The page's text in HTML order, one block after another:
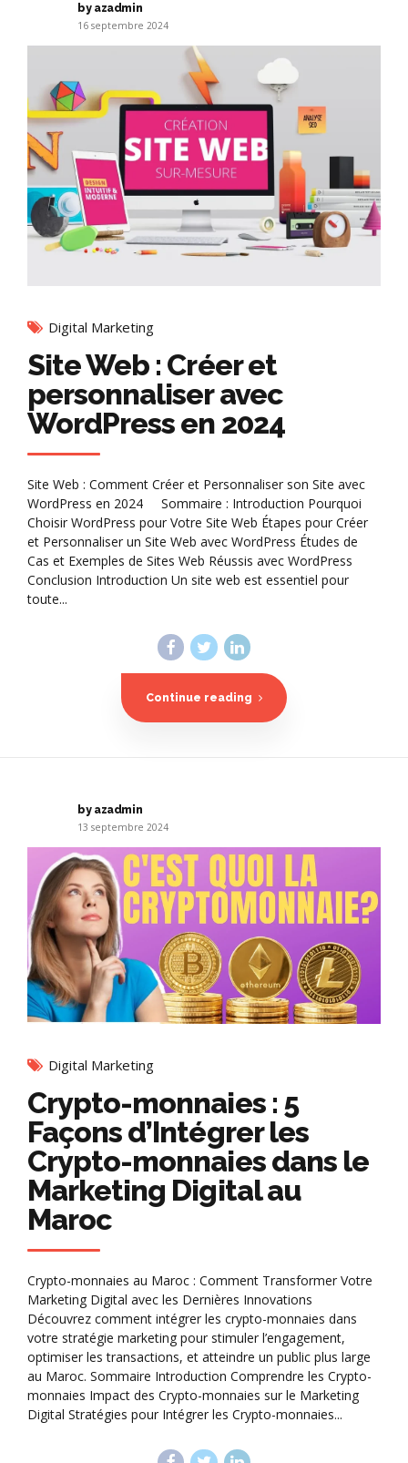
by azadmin
16 septembre 2024
Digital Marketing
Site Web : Créer et
personnaliser avec
WordPress en 2024
Site Web : Comment Créer et Personnaliser son Site avec
WordPress en 2024 Sommaire : Introduction Pourquoi
Choisir WordPress pour Votre Site Web Étapes pour Créer
et Personnaliser un Site Web avec WordPress Études de
Cas et Exemples de Sites Web Réussis avec WordPress
Conclusion Introduction Un site web est essentiel pour
toute...
Continue reading
by azadmin
13 septembre 2024
Digital Marketing
Crypto-monnaies : 5
Façons d’Intégrer les
Crypto-monnaies dans le
Marketing Digital au
Maroc
Crypto-monnaies au Maroc : Comment Transformer Votre
Marketing Digital avec les Dernières Innovations
Découvrez comment intégrer les crypto-monnaies dans
votre stratégie marketing pour stimuler l’engagement,
optimiser les transactions, et atteindre un public plus large
au Maroc. Sommaire Introduction Comprendre les Crypto-
monnaies Impact des Crypto-monnaies sur le Marketing
Digital Stratégies pour Intégrer les Crypto-monnaies...